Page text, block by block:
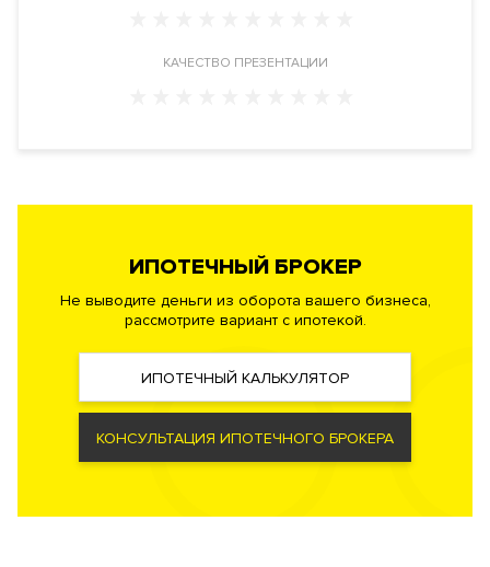
Документы ЗАЯВКА НА ЮРИДИЧЕСКУЮ КОНСУЛЬТАЦИЮ
Форма
правообладания
Инвестиционный договор
Реализация по
Жилой
КАЧЕСТВО ПРЕЗЕНТАЦИИ
ИПОТЕЧНЫЙ БРОКЕР
Не выводите деньги из оборота вашего бизнеса,
рассмотрите вариант с ипотекой.
ИПОТЕЧНЫЙ КАЛЬКУЛЯТОР
КОНСУЛЬТАЦИЯ ИПОТЕЧНОГО БРОКЕРА